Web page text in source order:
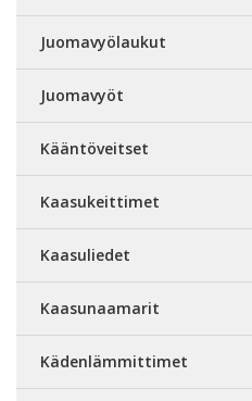
Juomavyölaukut
Juomavyöt
Kääntöveitset
Kaasukeittimet
Kaasuliedet
Kaasunaamarit
Kädenlämmittimet